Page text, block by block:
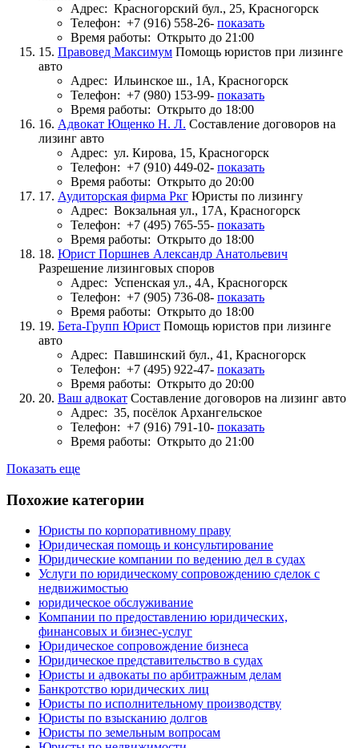
Адрес: Красногорский бул., 25, Красногорск
Телефон: +7 (916) 558-26- показать
Время работы: Открыто до 21:00
15. Правовед Максимум Помощь юристов при лизинге
авто
Адрес: Ильинское ш., 1А, Красногорск
Телефон: +7 (980) 153-99- показать
Время работы: Открыто до 18:00
16. Адвокат Ющенко Н. Л. Составление договоров на
лизинг авто
Адрес: ул. Кирова, 15, Красногорск
Телефон: +7 (910) 449-02- показать
Время работы: Открыто до 20:00
17. Аудиторская фирма Ркг Юристы по лизингу
Адрес: Вокзальная ул., 17А, Красногорск
Телефон: +7 (495) 765-55- показать
Время работы: Открыто до 18:00
18. Юрист Поршнев Александр Анатольевич
Разрешение лизинговых споров
Адрес: Успенская ул., 4А, Красногорск
Телефон: +7 (905) 736-08- показать
Время работы: Открыто до 18:00
19. Бета-Групп Юрист Помощь юристов при лизинге
авто
Адрес: Павшинский бул., 41, Красногорск
Телефон: +7 (495) 922-47- показать
Время работы: Открыто до 20:00
20. Ваш адвокат Составление договоров на лизинг авто
Адрес: 35, посёлок Архангельское
Телефон: +7 (916) 791-10- показать
Время работы: Открыто до 21:00
Показать еще
Похожие категории
Юристы по корпоративному праву
Юридическая помощь и консультирование
Юридические компании по ведению дел в судах
Услуги по юридическому сопровождению сделок с
недвижимостью
юридическое обслуживание
Компании по предоставлению юридических,
финансовых и бизнес-услуг
Юридическое сопровождение бизнеса
Юридическое представительство в судах
Юристы и адвокаты по арбитражным делам
Банкротство юридических лиц
Юристы по исполнительному производству
Юристы по взысканию долгов
Юристы по земельным вопросам